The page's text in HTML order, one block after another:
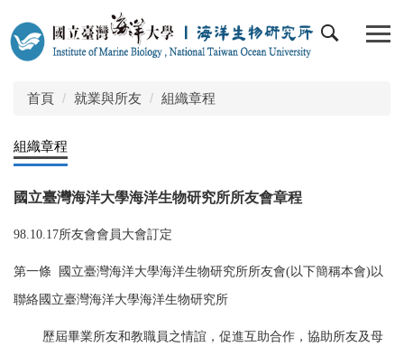
到
主
首頁 就業與所友 組織章程
組織章程
國立臺灣海洋大學海洋生物研究所所友會章程
98.10.17所友會會員大會訂定
第一條 國立臺灣海洋大學海洋生物研究所所友會(以下簡稱本會)以
聯絡國立臺灣海洋大學海洋生物研究所
歷屆畢業所友和教職員之情誼，促進互助合作，協助所友及母